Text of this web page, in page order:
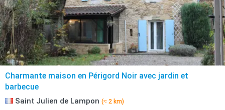
Charmante maison en Périgord Noir avec jardin et
barbecue
Saint Julien de Lampon (≈ 2 km)